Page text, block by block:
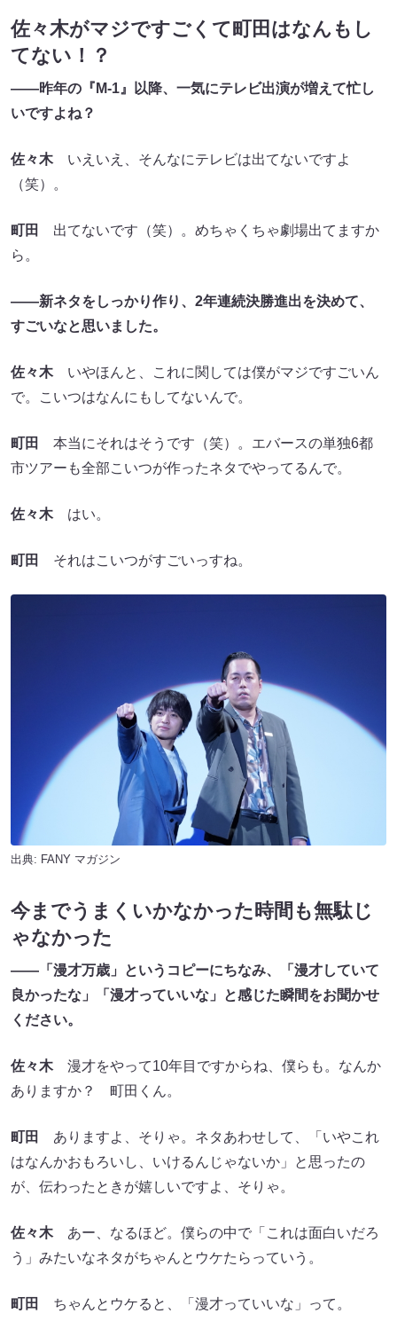
佐々木がマジですごくて町田はなんもし
てない！？
――昨年の『M-1』以降、一気にテレビ出演が増えて忙し
いですよね？
佐々木いえいえ、そんなにテレビは出てないですよ
（笑）。
町田
出てないです（笑）。めちゃくちゃ劇場出てますか
ら。
――新ネタをしっかり作り、2年連続決勝進出を決めて、
すごいなと思いました。
佐々木いやほんと、これに関しては僕がマジですごいん
で。こいつはなんにもしてないんで。
町田
本当にそれはそうです（笑）。エバースの単独6都
市ツアーも全部こいつが作ったネタでやってるんで。
佐々木はい。
町田 それはこいつがすごいっすね。
出典: FANY マガジン
今までうまくいかなかった時間も無駄じ
ゃなかった
――「漫才万歳」というコピーにちなみ、「漫才していて
良かったな」「漫才っていいな」と感じた瞬間をお聞かせ
ください。
佐々木漫才をやって10年目ですからね、僕らも。なんか
ありますか？ 町田くん。
町田
ありますよ、そりゃ。ネタあわせして、「いやこれ
はなんかおもろいし、いけるんじゃないか」と思ったの
が、伝わったときが嬉しいですよ、そりゃ。
佐々木あー、なるほど。僕らの中で「これは面白いだろ
う」みたいなネタがちゃんとウケたらっていう。
町田 ちゃんとウケると、「漫才っていいな」って。